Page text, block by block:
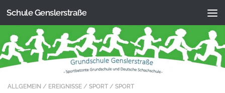
Zum Inhalt springen
Schule Genslerstraße
ALLGEMEIN / EREIGNISSE / SPORT / SPORT